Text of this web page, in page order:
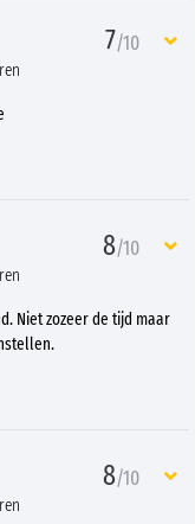
7/10
8/10
Niet zozeer de tijd maar
8/10